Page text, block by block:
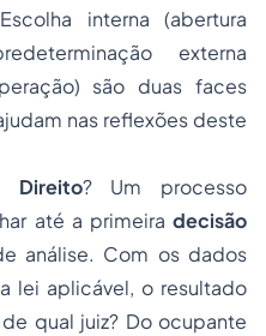
interna (abertura
externa
são duas faces
nas reflexões deste
Direito? Um processo
até a primeira decisão
análise. Com os dados
lei aplicável, o resultado
qual juiz? Do ocupante